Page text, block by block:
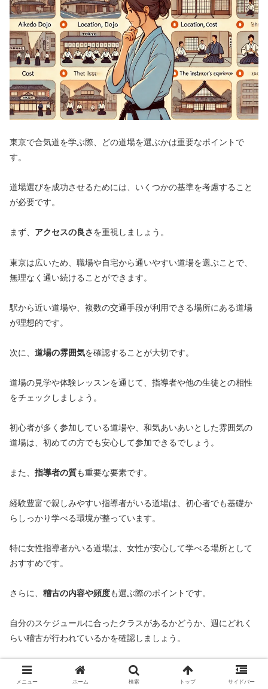
東京で合気道を学ぶ際、どの道場を選ぶかは重要なポイントで
す。
道場選びを成功させるためには、いくつかの基準を考慮すること
が必要です。
まず、 アクセスの良さを重視しましょう。
東京は広いため、職場や自宅から通いやすい道場を選ぶことで、
無理なく通い続けることができます。
駅から近い道場や、複数の交通手段が利用できる場所にある道場
が理想的です。
次に、 道場の雰囲気を確認することが大切です。
道場の見学や体験レッスンを通じて、指導者や他の生徒との相性
をチェックしましょう。
初心者が多く参加している道場や、和気あいあいとした雰囲気の
道場は、初めての方でも安心して参加できるでしょう。
また、 指導者の質も重要な要素です。
経験豊富で親しみやすい指導者がいる道場は、初心者でも基礎か
らしっかり学べる環境が整っています。
特に女性指導者がいる道場は、女性が安心して学べる場所として
おすすめです。
さらに、 稽古の内容や頻度も選ぶ際のポイントです。
自分のスケジュールに合ったクラスがあるかどうか、週にどれく
らい稽古が行われているかを確認しましょう。
週に数回通える道場であれば、技術の習得が早く、成長を実感し
やすいです。
メニュー ホーム 検索 トップ サイドバー